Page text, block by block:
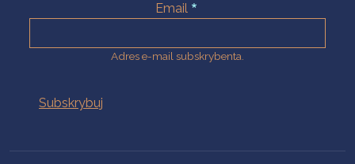
Email
Adres e-mail subskrybenta.